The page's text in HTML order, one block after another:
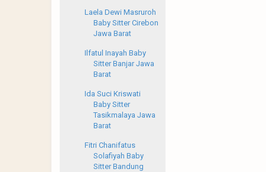
Laela Dewi Masruroh
Baby Sitter Cirebon
Jawa Barat
Ilfatul Inayah Baby
Sitter Banjar Jawa
Barat
Ida Suci Kriswati
Baby Sitter
Tasikmalaya Jawa
Barat
Fitri Chanifatus
Solafiyah Baby
Sitter Bandung